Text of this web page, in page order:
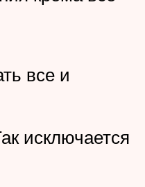
все и
исключается